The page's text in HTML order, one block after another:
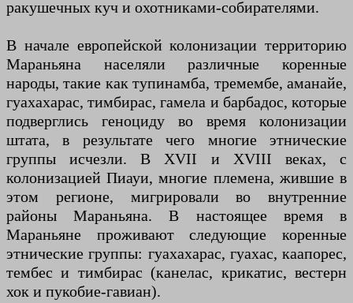
ракушечных куч и охотниками-собирателями.
В начале европейской колонизации территорию
Мараньяна населяли различные коренные
народы, такие как тупинамба, тремембе, аманайе,
гуахахарас, тимбирас, гамела и барбадос, которые
подверглись геноциду во время колонизации
штата, в результате чего многие этнические
группы исчезли. В XVII и XVIII веках, с
колонизацией Пиауи, многие племена, жившие в
этом регионе, мигрировали во внутренние
районы Мараньяна. В настоящее время в
Мараньяне проживают следующие коренные
этнические группы: гуахахарас, гуахас, каапорес,
тембес и тимбирас (канелас, крикатис, вестерн
хок и пукобие-гавиан).